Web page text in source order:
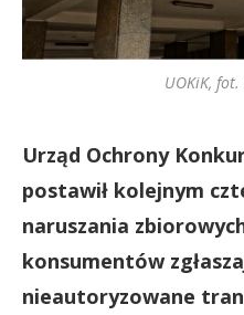
UOKiK,
Urząd Ochrony
postawił kolejnym
naruszania
konsumentów
nieautoryzowane